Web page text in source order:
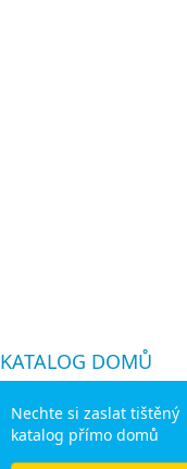
KATALOG DOMŮ
Nechte si zaslat tištěný
katalog přímo domů